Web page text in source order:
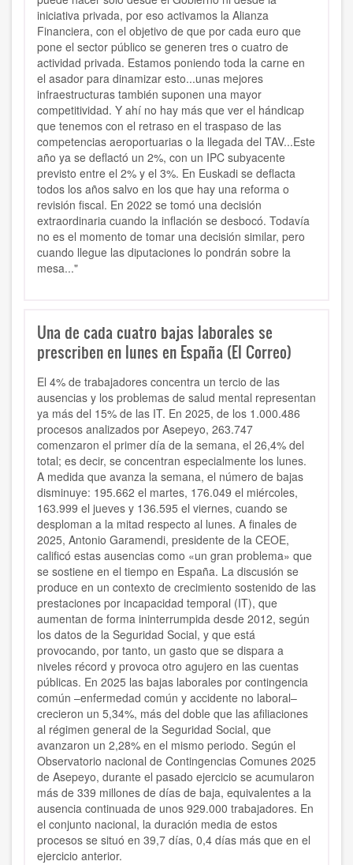
iniciativa privada, por eso activamos la Alianza
Financiera, con el objetivo de que por cada euro que
pone el sector público se generen tres o cuatro de
actividad privada. Estamos poniendo toda la carne en
el asador para dinamizar esto...unas mejores
infraestructuras también suponen una mayor
competitividad. Y ahí no hay más que ver el hándicap
que tenemos con el retraso en el traspaso de las
competencias aeroportuarias o la llegada del TAV...Este
año ya se deflactó un 2%, con un IPC subyacente
previsto entre el 2% y el 3%. En Euskadi se deflacta
todos los años salvo en los que hay una reforma o
revisión fiscal. En 2022 se tomó una decisión
extraordinaria cuando la inflación se desbocó. Todavía
no es el momento de tomar una decisión similar, pero
cuando llegue las diputaciones lo pondrán sobre la
mesa..."
Una de cada cuatro bajas laborales se
prescriben en lunes en España (El Correo)
El 4% de trabajadores concentra un tercio de las
ausencias y los problemas de salud mental representan
ya más del 15% de las IT. En 2025, de los 1.000.486
procesos analizados por Asepeyo, 263.747
comenzaron el primer día de la semana, el 26,4% del
total; es decir, se concentran especialmente los lunes.
A medida que avanza la semana, el número de bajas
disminuye: 195.662 el martes, 176.049 el miércoles,
163.999 el jueves y 136.595 el viernes, cuando se
desploman a la mitad respecto al lunes. A finales de
2025, Antonio Garamendi, presidente de la CEOE,
calificó estas ausencias como «un gran problema» que
se sostiene en el tiempo en España. La discusión se
produce en un contexto de crecimiento sostenido de las
prestaciones por incapacidad temporal (IT), que
aumentan de forma ininterrumpida desde 2012, según
los datos de la Seguridad Social, y que está
provocando, por tanto, un gasto que se dispara a
niveles récord y provoca otro agujero en las cuentas
públicas. En 2025 las bajas laborales por contingencia
común –enfermedad común y accidente no laboral–
crecieron un 5,34%, más del doble que las afiliaciones
al régimen general de la Seguridad Social, que
avanzaron un 2,28% en el mismo periodo. Según el
Observatorio nacional de Contingencias Comunes 2025
de Asepeyo, durante el pasado ejercicio se acumularon
más de 339 millones de días de baja, equivalentes a la
ausencia continuada de unos 929.000 trabajadores. En
el conjunto nacional, la duración media de estos
procesos se situó en 39,7 días, 0,4 días más que en el
ejercicio anterior.